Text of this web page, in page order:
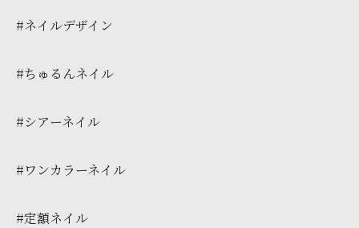
#ネイルデザイン
#ちゅるんネイル
#シアーネイル
#ワンカラーネイル
#定額ネイル